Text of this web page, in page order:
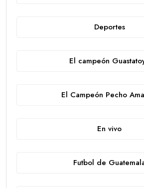
Deportes
El campeón
El Campeón Pecho
En vivo
Futbol de